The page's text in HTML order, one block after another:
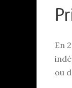
En
ou